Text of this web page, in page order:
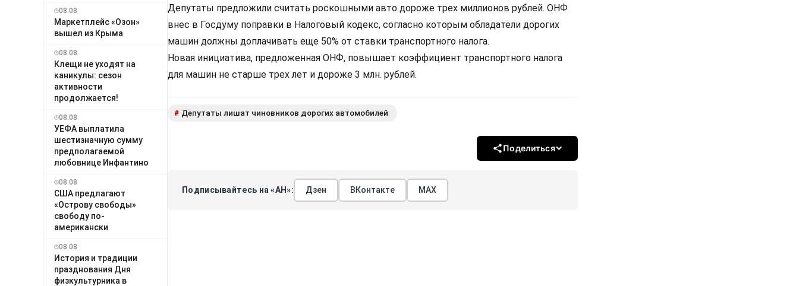
08.08
Маркетплейс «Озон»
вышел из Крыма
08.08
Клещи не уходят на
каникулы: сезон
активности
продолжается!
08.08
УЕФА выплатила
шестизначную сумму
предполагаемой
любовнице Инфантино
08.08
США предлагают
«Острову свободы»
свободу по-
американски
08.08
История и традиции
празднования Дня
физкультурника в
Депутаты предложили считать роскошными авто дороже трех миллионов рублей. ОНФ
внес в Госдуму поправки в Налоговый кодекс, согласно которым обладатели дорогих
машин должны доплачивать еще 50% от ставки транспортного налога.
Новая инициатива, предложенная ОНФ, повышает коэффициент транспортного налога
для машин не старше трех лет и дороже 3 млн. рублей.
# Депутаты лишат чиновников дорогих автомобилей
Поделиться
Подписывайтесь на «АН»: Дзен ВКонтакте МАХ